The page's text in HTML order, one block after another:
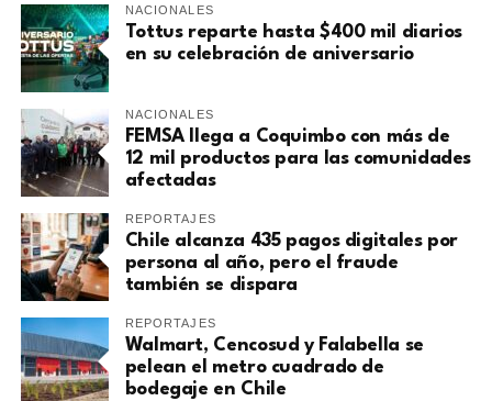
NACIONALES
Tottus reparte hasta $400 mil diarios
en su celebración de aniversario
NACIONALES
FEMSA llega a Coquimbo con más de
12 mil productos para las comunidades
afectadas
REPORTAJES
Chile alcanza 435 pagos digitales por
persona al año, pero el fraude
también se dispara
REPORTAJES
Walmart, Cencosud y Falabella se
pelean el metro cuadrado de
bodegaje en Chile